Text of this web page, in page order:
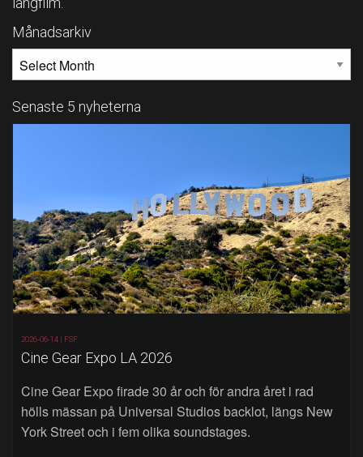
Månadsarkiv
Senaste 5 nyheterna
2026-06-14 | FSF
Cine Gear Expo LA 2026
Cine Gear Expo firade 30 år och för andra året i rad
hölls mässan på Universal Studios backlot, längs New
York Street och i fem olika soundstages.